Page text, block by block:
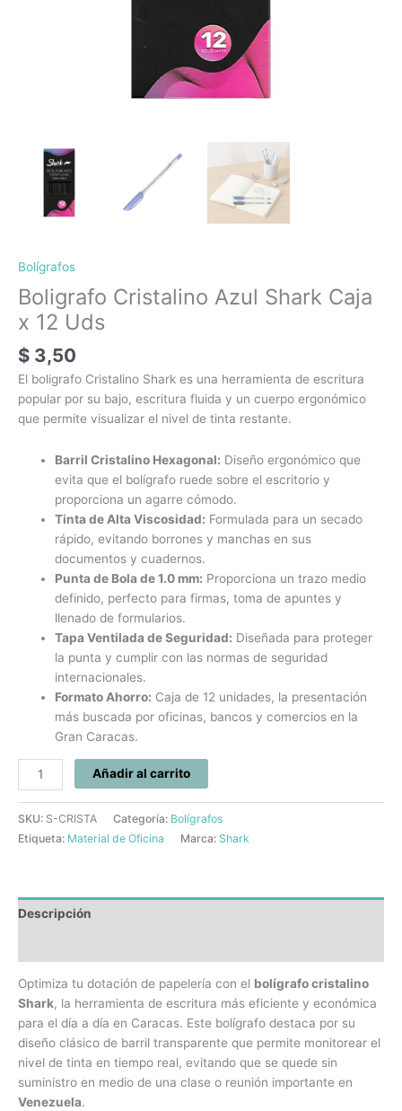
Bolígrafos
Boligrafo Cristalino Azul Shark Caja
x 12 Uds
$ 3,50
El boligrafo Cristalino Shark es una herramienta de escritura
popular por su bajo, escritura fluida y un cuerpo ergonómico
que permite visualizar el nivel de tinta restante.
Barril Cristalino Hexagonal: Diseño ergonómico que
evita que el bolígrafo ruede sobre el escritorio y
proporciona un agarre cómodo.
Tinta de Alta Viscosidad: Formulada para un secado
rápido, evitando borrones y manchas en sus
documentos y cuadernos.
Punta de Bola de 1.0 mm: Proporciona un trazo medio
definido, perfecto para firmas, toma de apuntes y
llenado de formularios.
Tapa Ventilada de Seguridad: Diseñada para proteger
la punta y cumplir con las normas de seguridad
internacionales.
Formato Ahorro: Caja de 12 unidades, la presentación
más buscada por oficinas, bancos y comercios en la
Gran Caracas.
Añadir al carrito
SKU: S-CRISTA Categoría: Bolígrafos
Etiqueta: Material de Oficina Marca: Shark
Descripción
Optimiza tu dotación de papelería con el bolígrafo cristalino
Shark, la herramienta de escritura más eficiente y económica
para el día a día en Caracas. Este bolígrafo destaca por su
diseño clásico de barril transparente que permite monitorear el
nivel de tinta en tiempo real, evitando que se quede sin
suministro en medio de una clase o reunión importante en
Venezuela.